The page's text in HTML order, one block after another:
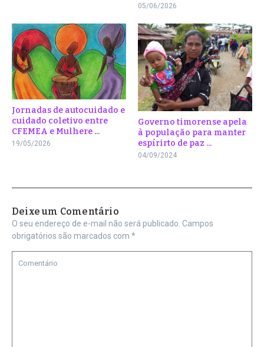
05/06/2026
Jornadas de autocuidado e
cuidado coletivo entre
CFEMEA e Mulhere ...
19/05/2026
Governo timorense apela
à população para manter
espírirto de paz ...
04/09/2024
Deixe um Comentário
O seu endereço de e-mail não será publicado. Campos
obrigatórios são marcados com *